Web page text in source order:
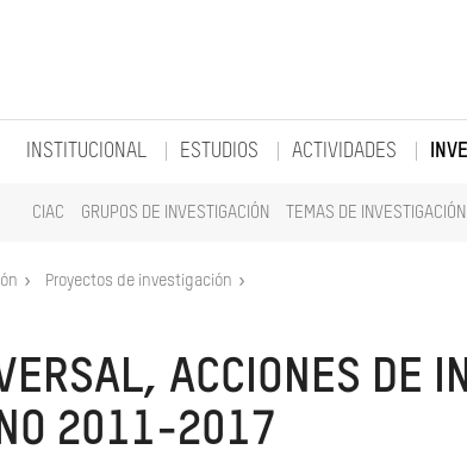
INSTITUCIONAL ESTUDIOS ACTIVIDADES
CIAC GRUPOS DE INVESTIGACIÓN TEMAS DE INVESTIGACIÓN
Proyectos de investigación
ACCIONES DE
2011-2017